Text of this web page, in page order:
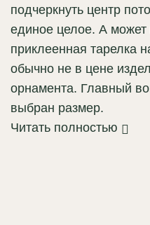
подчеркнуть центр
единое целое. А может
приклеенная тарелка
обычно не в цене
орнамента. Главный
выбран размер.
Читать полностью